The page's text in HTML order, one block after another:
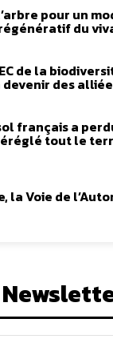
pour un
du
de la
des
français a
tout le
la Voie de